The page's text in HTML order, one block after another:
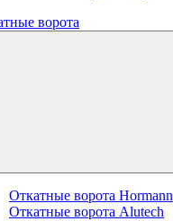
ворота
Откатные ворота Hormann
Откатные ворота Alutech